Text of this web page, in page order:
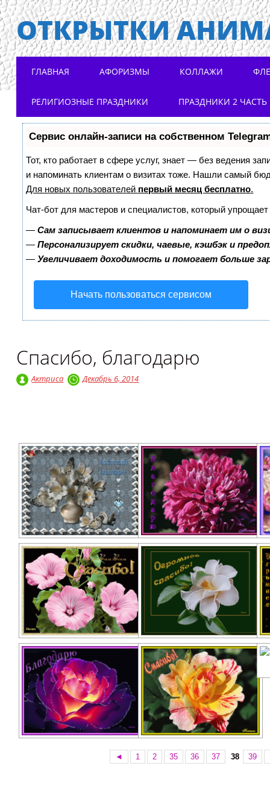
ОТКРЫТКИ
Main menu
ГЛАВНАЯ АФОРИЗМЫ КОЛЛАЖИ
РЕЛИГИОЗНЫЕ ПРАЗДНИКИ ПРАЗДНИКИ 2 ЧАСТЬ
Сервис онлайн-записи на собственном
Тот, кто работает в сфере услуг, знает — без ведения
и напоминать клиентам о визитах тоже. Нашли самый
Для новых пользователей первый месяц бесплатно.
Чат-бот для мастеров и специалистов, который
—Сам записывает клиентов и напоминает им о
—Персонализирует скидки, чаевые, кэшбэк и
—Увеличивает доходимость и помогает больше
Начать пользоваться сервисом
Спасибо, благодарю
Актриса Декабрь 6, 2014
◄ 1 2 35 36 37 38 39